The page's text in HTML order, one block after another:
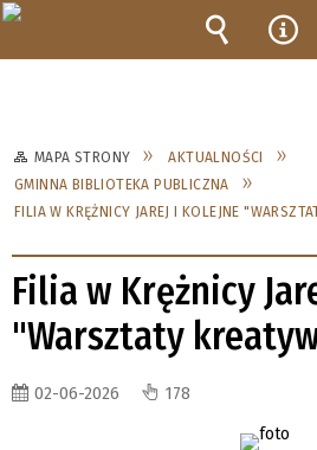
MAPA STRONY
AKTUALNOŚCI
GMINNA BIBLIOTEKA PUBLICZNA
FILIA W KRĘŻNICY JAREJ I KOLEJNE
Filia w Krężnicy
"Warsztaty
02-06-2026 178